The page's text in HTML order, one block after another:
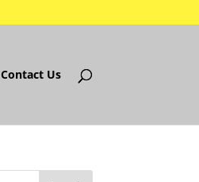
Contact Us